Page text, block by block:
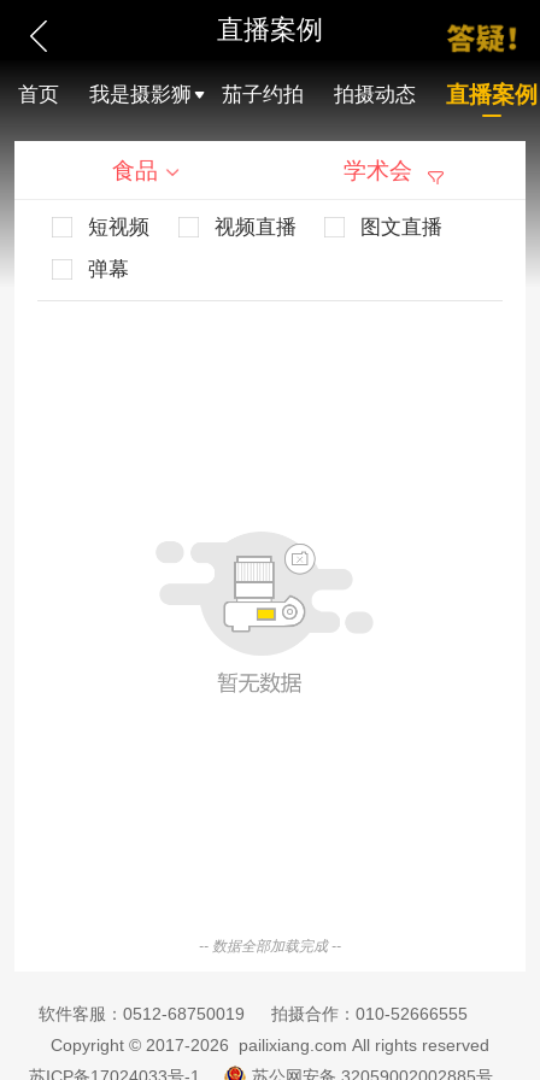
直播案例
首页 我是摄影狮 茄子约拍 拍摄动态 直播案例
食品 学术会
短视频 视频直播
图文直播
弹幕
-- 数据全部加载完成 --
软件客服： 0512-68750019 拍摄合作： 010-52666555
Copyright © 2017-2026 pailixiang.com All rights reserved
苏ICP备17024033号-1
苏公网安备 32059002002885号